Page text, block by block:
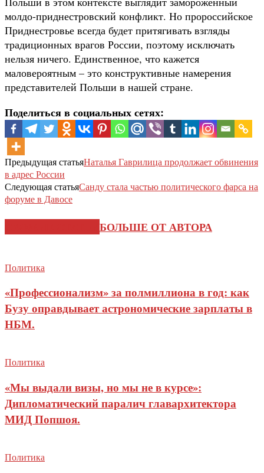
молдо-приднестровский конфликт. Но пророссийское
Приднестровье всегда будет притягивать взгляды
традиционных врагов России, поэтому исключать
нельзя ничего. Единственное, что кажется
маловероятным – это конструктивные намерения
представителей Польши в нашей стране.
Поделиться в социальных сетях:
Предыдущая статьяНаталья Гаврилица продолжает обвинения
в адрес России
Следующая статьяСанду стала частью политического фарса на
форуме в Давосе
БОЛЬШЕ ОТ АВТОРА
Политика
«Профессионализм» за полмиллиона в год: как
Бузу оправдывает астрономические зарплаты в
НБМ.
Политика
«Мы выдали визы, но мы не в курсе»:
Дипломатический паралич главархитектора
МИД Попшоя.
Политика